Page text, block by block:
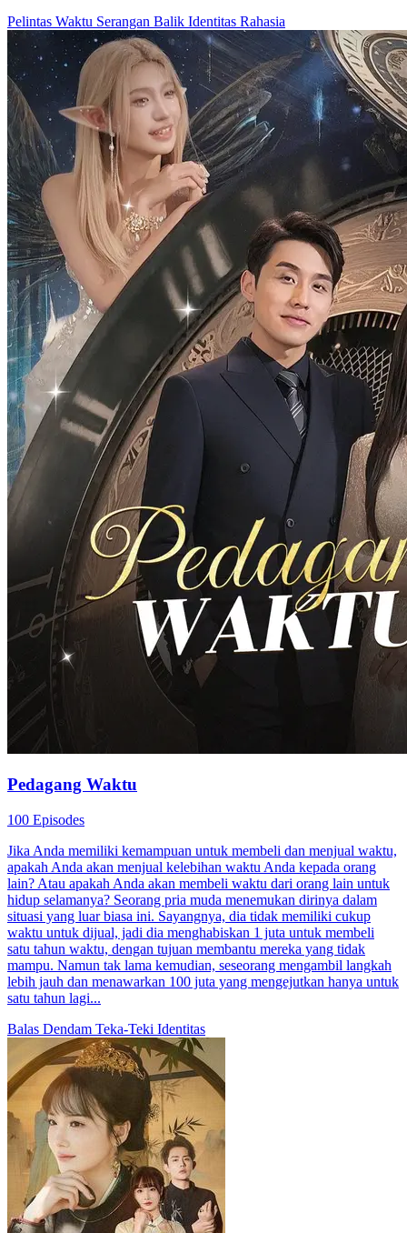
Pelintas Waktu Serangan Balik Identitas Rahasia
Pedagang Waktu
100 Episodes
Jika Anda memiliki kemampuan untuk membeli dan menjual waktu,
apakah Anda akan menjual kelebihan waktu Anda kepada orang
lain? Atau apakah Anda akan membeli waktu dari orang lain untuk
hidup selamanya? Seorang pria muda menemukan dirinya dalam
situasi yang luar biasa ini. Sayangnya, dia tidak memiliki cukup
waktu untuk dijual, jadi dia menghabiskan 1 juta untuk membeli
satu tahun waktu, dengan tujuan membantu mereka yang tidak
mampu. Namun tak lama kemudian, seseorang mengambil langkah
lebih jauh dan menawarkan 100 juta yang mengejutkan hanya untuk
satu tahun lagi...
Balas Dendam Teka-Teki Identitas